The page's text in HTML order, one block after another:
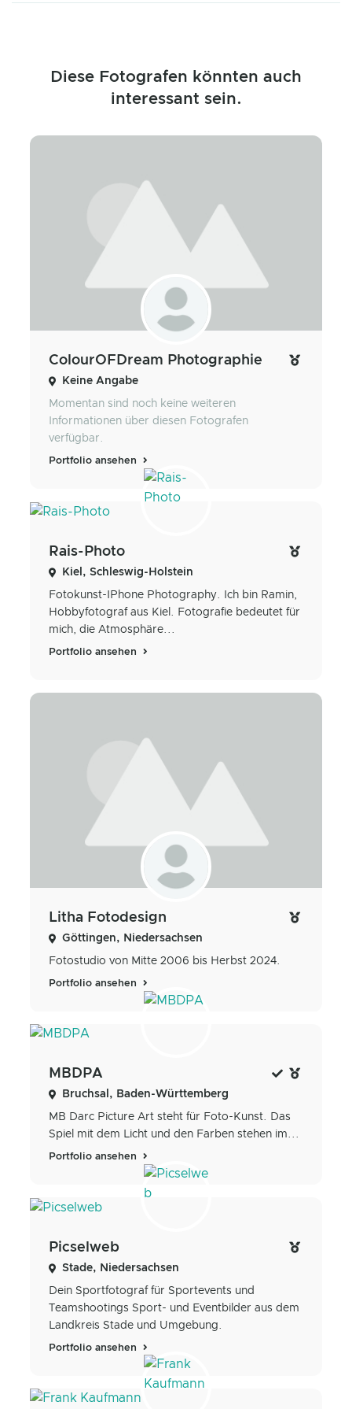
Diese Fotografen könnten auch
interessant sein.
ColourOFDream Photographie
Keine Angabe
Momentan sind noch keine weiteren
Informationen über diesen Fotografen
verfügbar.
Portfolio ansehen
Rais-Photo
Kiel, Schleswig-Holstein
Fotokunst-IPhone Photography. Ich bin Ramin,
Hobbyfotograf aus Kiel. Fotografie bedeutet für
mich, die Atmosphäre...
Portfolio ansehen
Litha Fotodesign
Göttingen, Niedersachsen
Fotostudio von Mitte 2006 bis Herbst 2024.
Portfolio ansehen
MBDPA
Bruchsal, Baden-Württemberg
MB Darc Picture Art steht für Foto-Kunst. Das
Spiel mit dem Licht und den Farben stehen im...
Portfolio ansehen
Picselweb
Stade, Niedersachsen
Dein Sportfotograf für Sportevents und
Teamshootings Sport- und Eventbilder aus dem
Landkreis Stade und Umgebung.
Portfolio ansehen